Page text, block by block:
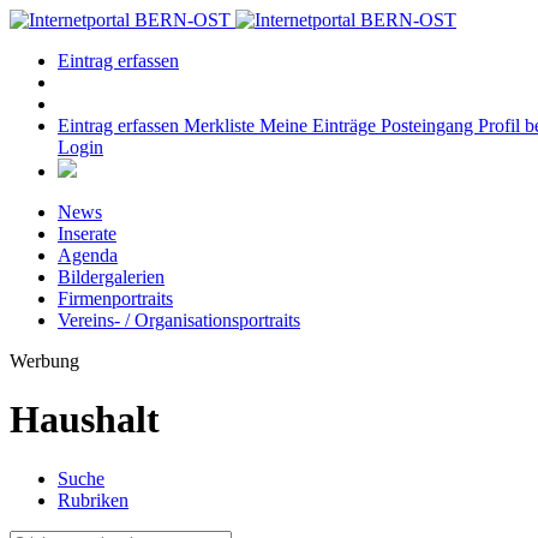
Eintrag erfassen
Eintrag erfassen Merkliste Meine Einträge Posteingang Profil
Login
News
Inserate
Agenda
Bildergalerien
Firmenportraits
Vereins- / Organisationsportraits
Werbung
Haushalt
Suche
Rubriken